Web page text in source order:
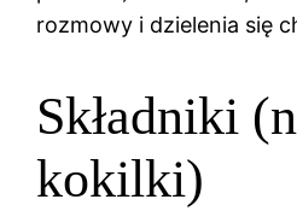
rozmowy i dzielenia się
Składniki
kokilki)